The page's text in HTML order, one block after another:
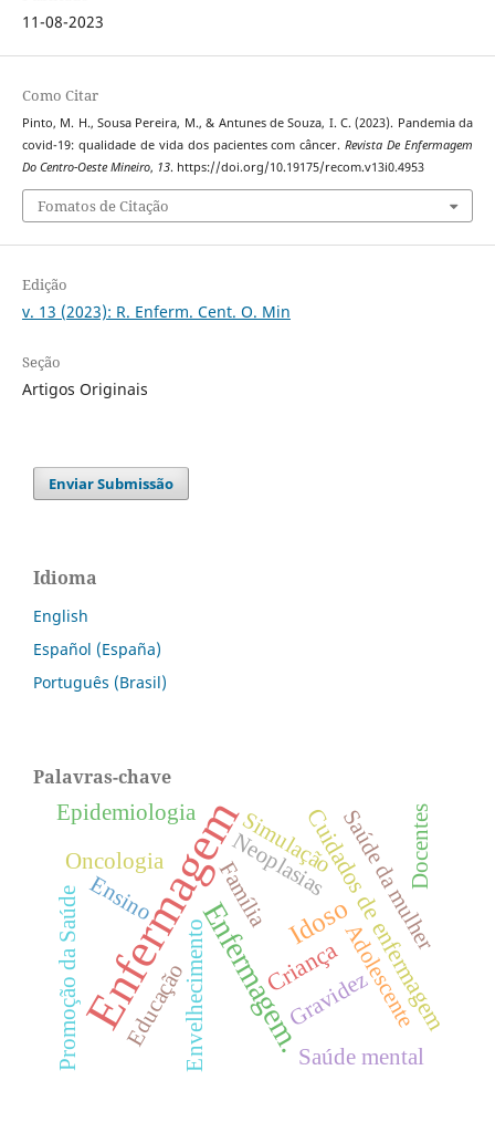
11-08-2023
Como Citar
Pinto, M. H., Sousa Pereira, M., & Antunes de Souza, I. C. (2023). Pandemia da
covid-19: qualidade de vida dos pacientes com câncer.Revista De Enfermagem
Do Centro-Oeste Mineiro, 13. https://doi.org/10.19175/recom.v13i0.4953
Fomatos de Citação
Edição
v. 13 (2023): R. Enferm. Cent. O. Min
Seção
Artigos Originais
Enviar Submissão
Idioma
English
Español (España)
Português (Brasil)
Palavras-chave
EnfermagemEnfermagem.Idoso
Cuidados de enfermagem
Criança
Envelhecimento
Saúde da mulher
Adolescente
Família
Ensino
Epidemiologia
Neoplasias
Promoção da Saúde Saúde mental
Oncologia Docentes
Educação Gravidez
Simulação